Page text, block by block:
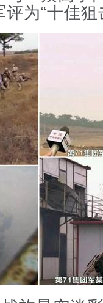
为“十佳狙